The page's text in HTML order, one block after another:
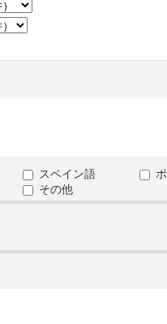
スペイン語
その他